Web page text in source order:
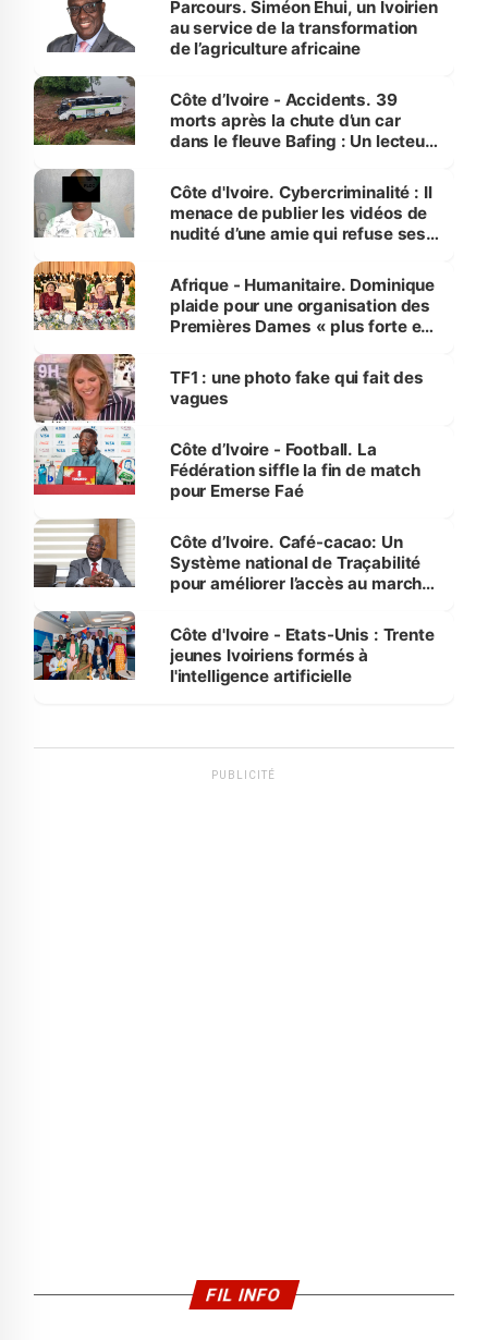
Parcours. Siméon Ehui, un Ivoirien
au service de la transformation
de l’agriculture africaine
Côte d’Ivoire - Accidents. 39
morts après la chute d’un car
dans le fleuve Bafing : Un lecteur
des Transports
Côte d'Ivoire. Cybercriminalité : Il
menace de publier les vidéos de
nudité d’une amie qui refuse ses
Afrique - Humanitaire. Dominique
plaide pour une organisation des
Premières Dames « plus forte et
sur la scène internationale »
TF1 : une photo fake qui fait des
vagues
Côte d’Ivoire - Football. La
Fédération siffle la fin de match
pour Emerse Faé
Côte d’Ivoire. Café-cacao: Un
Système national de Traçabilité
pour améliorer l’accès au marché
Côte d'Ivoire - Etats-Unis : Trente
jeunes Ivoiriens formés à
l'intelligence artificielle
PUBLICITÉ
FIL INFO